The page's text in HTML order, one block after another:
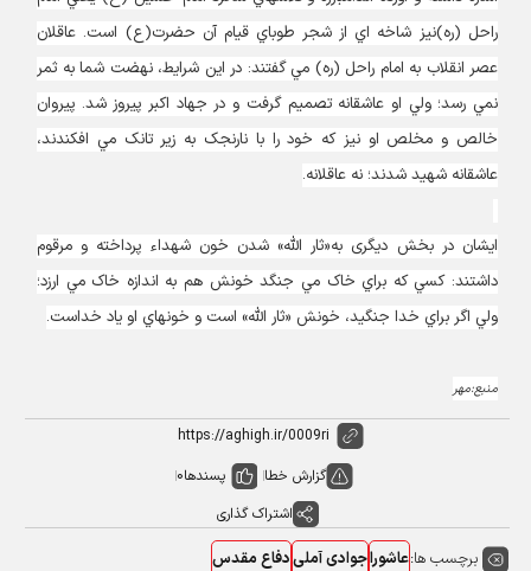
راحل (ره)نيز شاخه‏ اي از شجر طوباي قيام آن حضرت(ع) است. عاقلان
عصر انقلاب به امام راحل (ره) مي‏ گفتند: در اين شرايط، نهضت شما به ثمر
نمي‏ رسد؛ ولي او عاشقانه تصميم گرفت و در جهاد اکبر پيروز شد. پيروان
خالص و مخلص او نيز که خود را با نارنجک به زير تانک مي‏ افکندند،
عاشقانه شهيد شدند؛ نه عاقلانه.
ایشان در بخش دیگری به«ثار الله» شدن خون شهداء پرداخته و مرقوم
داشتند: کسي که براي خاک مي‏ جنگد خونش هم به اندازه خاک مي‏ ارزد؛
ولي اگر براي خدا جنگيد، خونش «ثار الله» است و خونهاي او ياد خداست.
منبع:مهر
گزارش خطا پسندها0
اشتراک گذاری
برچسب ها:عاشوراجوادی آملیدفاع مقدس